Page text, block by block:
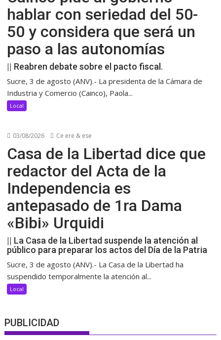
hablar con seriedad del 50-
50 y considera que será un
paso a las autonomías
|| Reabren debate sobre el pacto fiscal.
Sucre, 3 de agosto (ANV).- La presidenta de la Cámara de
Industria y Comercio (Cainco), Paola...
Local
03/08/2026 Ce ere & ese
Casa de la Libertad dice que
redactor del Acta de la
Independencia es
antepasado de 1ra Dama
«Bibi» Urquidi
|| La Casa de la Libertad suspende la atención al
público para preparar los actos del Día de la Patria
Sucre, 3 de agosto (ANV).- La Casa de la Libertad ha
suspendido temporalmente la atención al...
Local
PUBLICIDAD